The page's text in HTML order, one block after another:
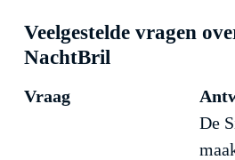
Veelgestelde vragen
NachtBril
Vraag
De